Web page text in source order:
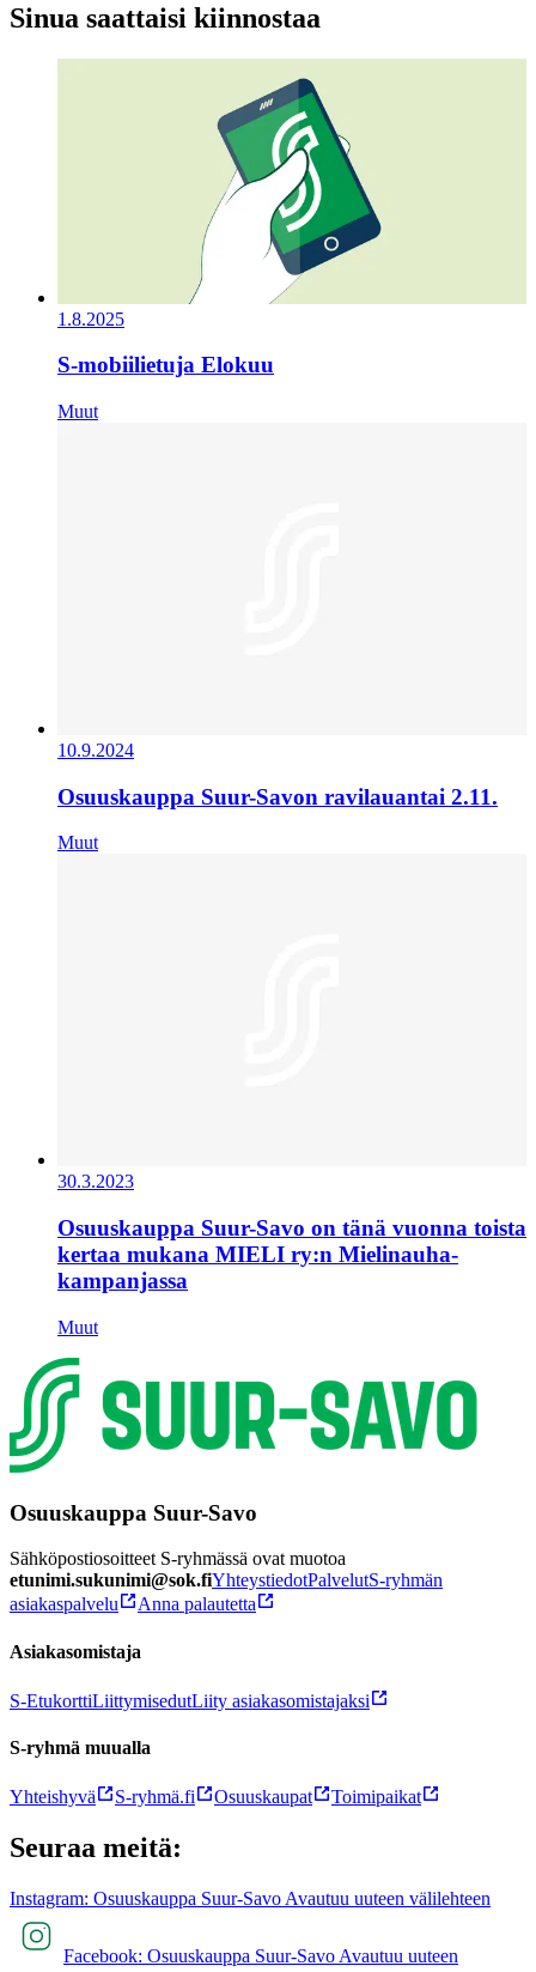
Sinua saattaisi kiinnostaa
1.8.2025
S-mobiilietuja Elokuu
Muut
10.9.2024
Osuuskauppa Suur-Savon ravilauantai 2.11.
Muut
30.3.2023
Osuuskauppa Suur-Savo on tänä vuonna toista
kertaa mukana MIELI ry:n Mielinauha-
kampanjassa
Muut
Osuuskauppa Suur-Savo
Sähköpostiosoitteet S-ryhmässä ovat muotoa
etunimi.sukunimi@sok.fiYhteystiedotPalvelutS-ryhmän
asiakaspalvelu
Anna palautetta
Asiakasomistaja
S-EtukorttiLiittymisedutLiity asiakasomistajaksi
S-ryhmä muualla
Yhteishyvä S-ryhmä.fi Osuuskaupat Toimipaikat
Seuraa meitä:
Instagram: Osuuskauppa Suur-Savo Avautuu uuteen välilehteen
Facebook: Osuuskauppa Suur-Savo Avautuu uuteen